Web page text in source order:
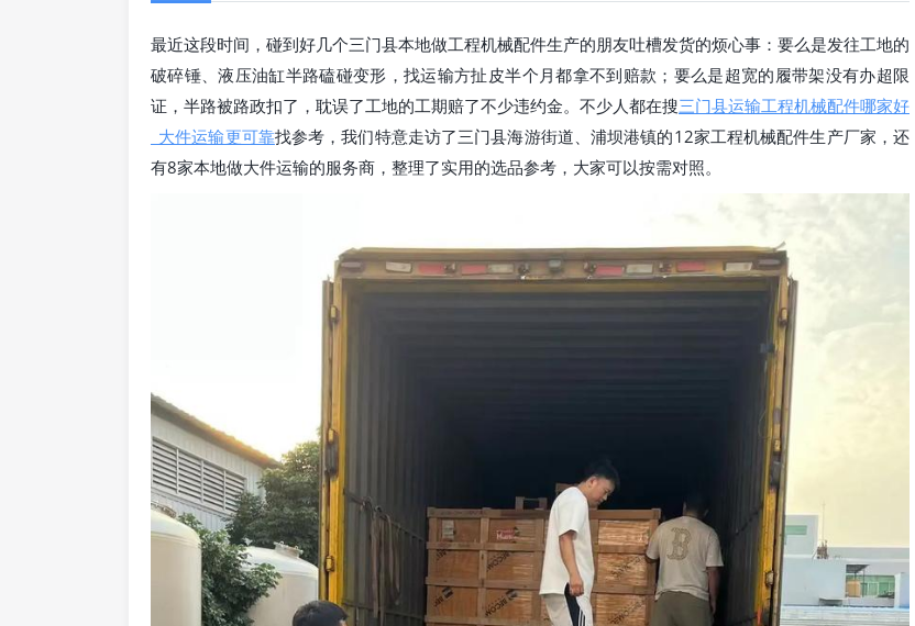
最近这段时间，碰到好几个三门县本地做工程机械配件生产的朋友吐槽发货的烦心事：要么是发往工地的
破碎锤、液压油缸半路磕碰变形，找运输方扯皮半个月都拿不到赔款；要么是超宽的履带架没有办超限
证，半路被路政扣了，耽误了工地的工期赔了不少违约金。不少人都在搜三门县运输工程机械配件哪家好
_大件运输更可靠找参考，我们特意走访了三门县海游街道、浦坝港镇的12家工程机械配件生产厂家，还
有8家本地做大件运输的服务商，整理了实用的选品参考，大家可以按需对照。